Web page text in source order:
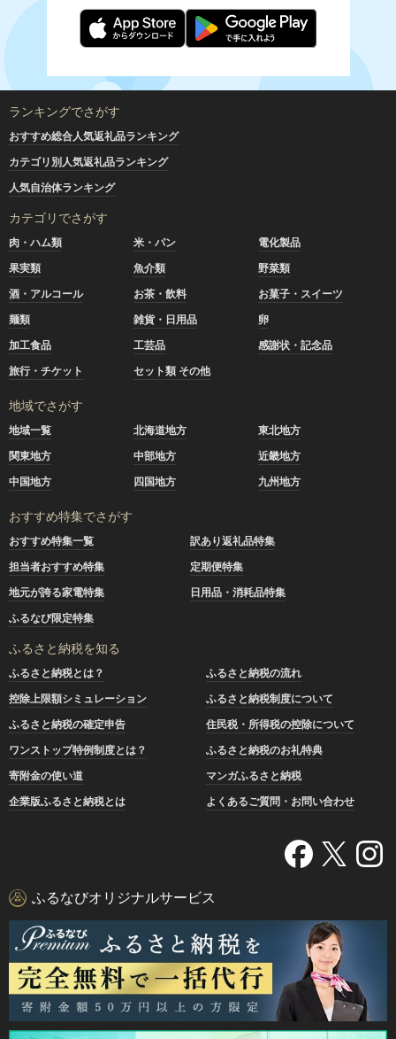
ランキングでさがす
おすすめ総合人気返礼品ランキング
カテゴリ別人気返礼品ランキング
人気自治体ランキング
カテゴリでさがす
肉・ハム類 米・パン
電化製品
果実類
魚介類
野菜類
酒・アルコール
お茶・飲料
お菓子・スイーツ
麺類
雑貨・日用品
卵
加工食品
工芸品
感謝状・記念品
旅行・チケット
セット類 その他
地域でさがす
地域一覧 北海道地方
東北地方
関東地方
中部地方
近畿地方
中国地方
四国地方 九州地方
おすすめ特集でさがす
おすすめ特集一覧
訳あり返礼品特集
担当者おすすめ特集
定期便特集
地元が誇る家電特集
日用品・消耗品特集
ふるなび限定特集
ふるさと納税を知る
ふるさと納税とは？
ふるさと納税の流れ
控除上限額シミュレーション
ふるさと納税制度について
ふるさと納税の確定申告
住民税・所得税の控除について
ワンストップ特例制度とは？
ふるさと納税のお礼特典
寄附金の使い道
マンガふるさと納税
企業版ふるさと納税とは
よくあるご質問・お問い合わせ
ふるなびオリジナルサービス